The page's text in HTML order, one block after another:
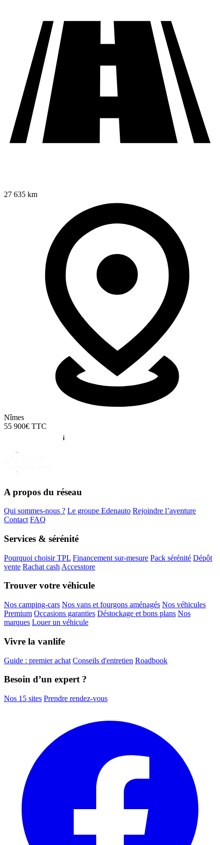
27 635 km
Nîmes
55 900€ TTC
A propos du réseau
Qui sommes-nous ? Le groupe Edenauto Rejoindre l’aventure
Contact FAQ
Services & sérénité
Pourquoi choisir TPL Financement sur-mesure Pack sérénité Dépôt
vente Rachat cash Accesstore
Trouver votre véhicule
Nos camping-cars Nos vans et fourgons aménagés Nos véhicules
Premium Occasions garanties Déstockage et bons plans Nos
marques Louer un véhicule
Vivre la vanlife
Guide : premier achat Conseils d'entretien Roadbook
Besoin d’un expert ?
Nos 15 sites Prendre rendez-vous